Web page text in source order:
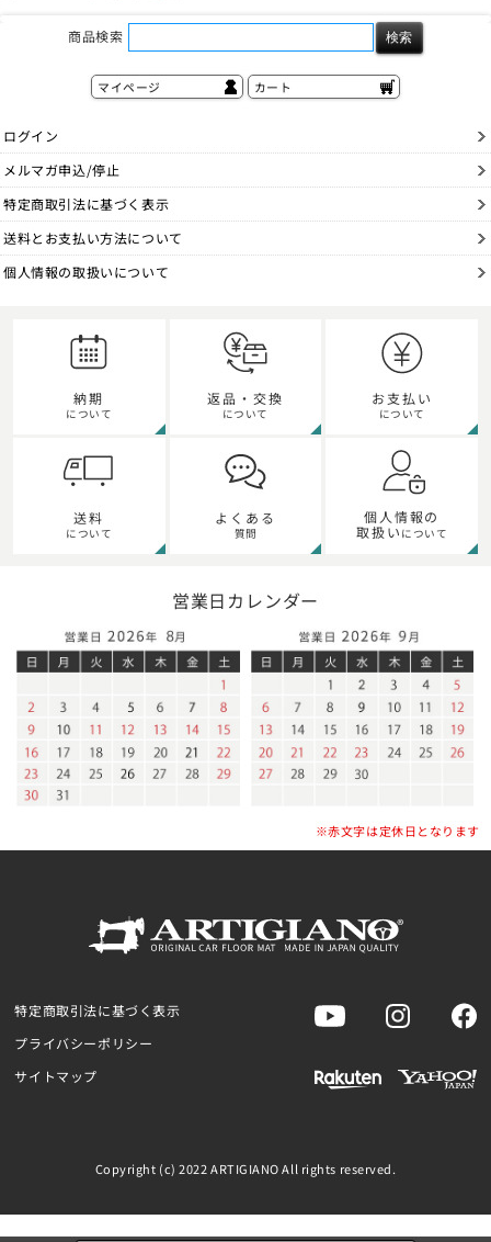
商品検索
マイページ カート
ログイン
メルマガ申込/停止
特定商取引法に基づく表示
送料とお支払い方法について
個人情報の取扱いについて
納期
について
返品・交換
について
お支払い
について
送料
について
よくある
質問
個人情報の
取扱い について
営業日カレンダー
※赤文字は定休日となります
特定商取引法に基づく表示
プライバシーポリシー
サイトマップ
Copyright (c) 2022 ARTIGIANO All rights reserved.